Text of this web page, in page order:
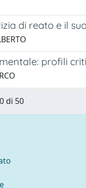
di reato e il
profili
di 50